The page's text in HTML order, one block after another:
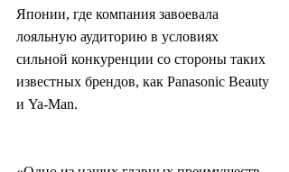
Японии, где компания завоевала
лояльную аудиторию в условиях
сильной конкуренции со стороны таких
известных брендов, как Panasonic Beauty
и Ya-Man.